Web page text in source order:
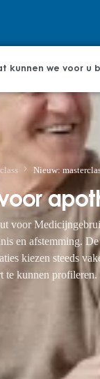
kunnen we voor u
Nieuw:
voor
en afstemming.
kiezen steeds
te kunnen profileren.